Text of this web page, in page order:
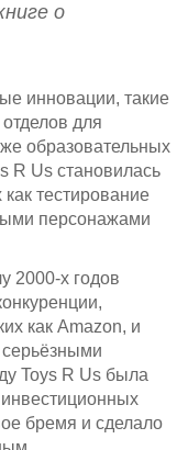
о
инновации, такие
для
образовательных
R Us становилась
тестирование
персонажами
2000-х годов
как Amazon, и
Toys R Us была
бремя и сделало